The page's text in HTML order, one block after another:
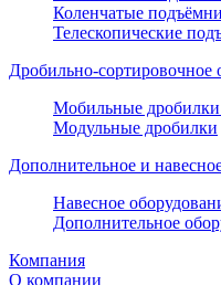
Коленчатые
Телескопические
Дробильно-сортировочное
Мобильные
Модульные дробилки
Дополнительное и
Навесное
Дополнительное
Компания
О компании